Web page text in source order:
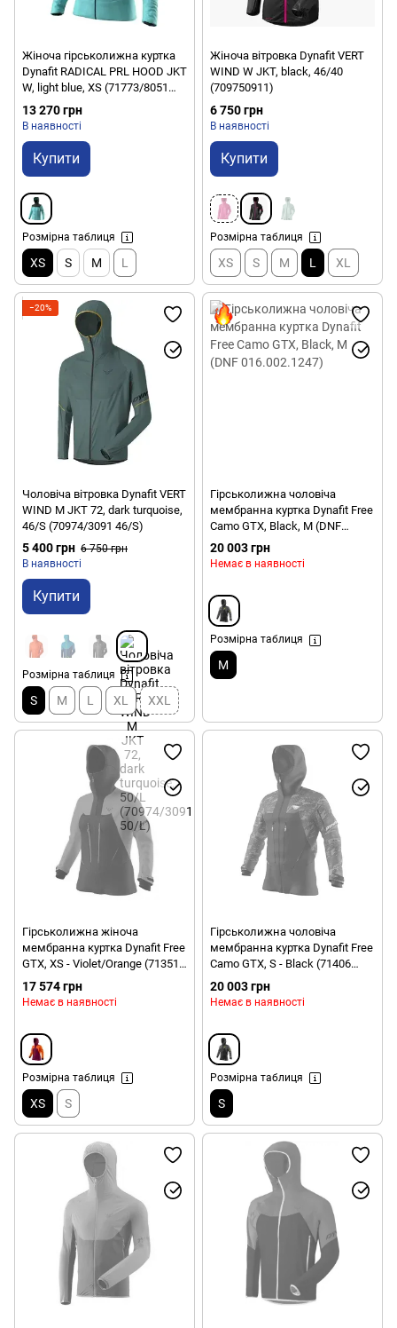
Жіноча гірськолижна куртка
Dynafit RADICAL PRL HOOD JKT
W, light blue, XS (71773/8051
XS)
13 270 грн
В наявності
Купити
Розмірна таблиця
XS S M L
Жіноча вітровка Dynafit VERT
WIND W JKT, black, 46/40
(709750911)
6 750 грн
В наявності
Купити
Розмірна таблиця
XS S M L XL
−20%
Чоловіча вітровка Dynafit VERT
WIND M JKT 72, dark turquoise,
46/S (70974/3091 46/S)
5 400 грн 6 750 грн
В наявності
Купити
Розмірна таблиця
S M L XL XXL
Гірськолижна чоловіча
мембранна куртка Dynafit Free
Camo GTX, Black, M (DNF
016.002.1247)
20 003 грн
Немає в наявності
Розмірна таблиця
M
Гірськолижна жіноча
мембранна куртка Dynafit Free
GTX, XS - Violet/Orange (71351
6211)
17 574 грн
Немає в наявності
Розмірна таблиця
XS S
Гірськолижна чоловіча
мембранна куртка Dynafit Free
Camo GTX, S - Black (71406
0911)
20 003 грн
Немає в наявності
Розмірна таблиця
S